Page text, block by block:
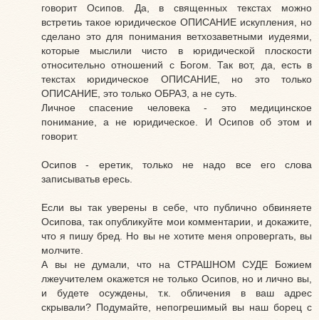
говорит Осипов. Да, в священных текстах можно
встретиь такое юридическое ОПИСАНИЕ искупления, но
сделано это для понимания ветхозаветными иудеями,
которые мыслили чисто в юридической плоскости
относительно отношений с Богом. Так вот, да, есть в
текстах юридическое ОПИСАНИЕ, но это только
ОПИСАНИЕ, это только ОБРАЗ, а не суть.
Личное спасение человека - это медицинское
понимание, а не юридическое. И Осипов об этом и
говорит.
Осипов - еретик, только не надо все его слова
записыватьв ересь.
Если вы так уверены в себе, что публично обвиняете
Осипова, так опубликуйте мои комментарии, и докажите,
что я пишу бред. Но вы не хотите меня опровергать, вы
молчите.
А вы не думали, что на СТРАШНОМ СУДЕ Божием
лжеучителем окажется не только Осипов, но и лично вы,
и будете осуждены, т.к. обличения в ваш адрес
скрывали? Подумайте, непогрешимый вы наш борец с